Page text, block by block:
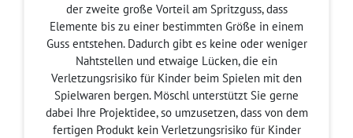
der zweite große Vorteil am Spritzguss, dass
Elemente bis zu einer bestimmten Größe in einem
Guss entstehen. Dadurch gibt es keine oder weniger
Nahtstellen und etwaige Lücken, die ein
Verletzungsrisiko für Kinder beim Spielen mit den
Spielwaren bergen. Möschl unterstützt Sie gerne
dabei Ihre Projektidee, so umzusetzen, dass von dem
fertigen Produkt kein Verletzungsrisiko für Kinder